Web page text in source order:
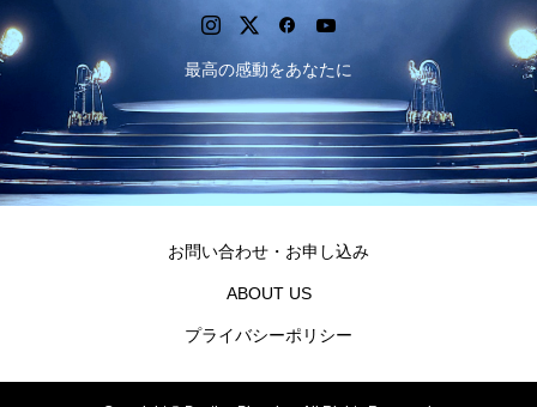
最高の感動をあなたに
お問い合わせ・お申し込み
ABOUT US
プライバシーポリシー